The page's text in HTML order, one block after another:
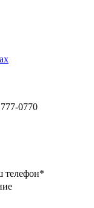
0770
телефон*